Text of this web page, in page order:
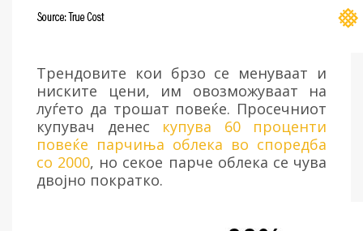
Трендовите кои брзо се менуваат и
ниските цени, им овозможуваат на
луѓето да трошат повеќе. Просечниот
купувач денес купува 60 проценти
повеќе парчиња облека во споредба
со 2000, но секое парче облека се чува
двојно пократко.